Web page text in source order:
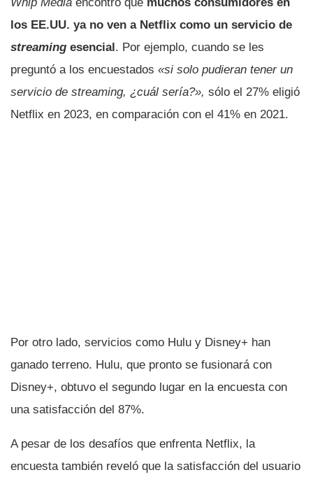
los EE.UU. ya no ven a Netflix como un servicio de
streaming esencial. Por ejemplo, cuando se les
preguntó a los encuestados «si solo pudieran tener un
servicio de streaming, ¿cuál sería?», sólo el 27% eligió
Netflix en 2023, en comparación con el 41% en 2021.
Por otro lado, servicios como Hulu y Disney+ han
ganado terreno. Hulu, que pronto se fusionará con
Disney+, obtuvo el segundo lugar en la encuesta con
una satisfacción del 87%.
A pesar de los desafíos que enfrenta Netflix, la
encuesta también reveló que la satisfacción del usuario